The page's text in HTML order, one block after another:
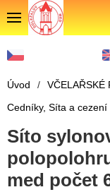
Úvod / VČELAŘSKÉ
Cedníky, Síta a cezení
Síto
med počet